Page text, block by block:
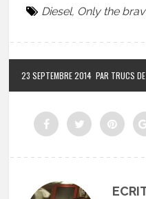
Diesel, Only the
23 SEPTEMBRE 2014 PAR TRUCS